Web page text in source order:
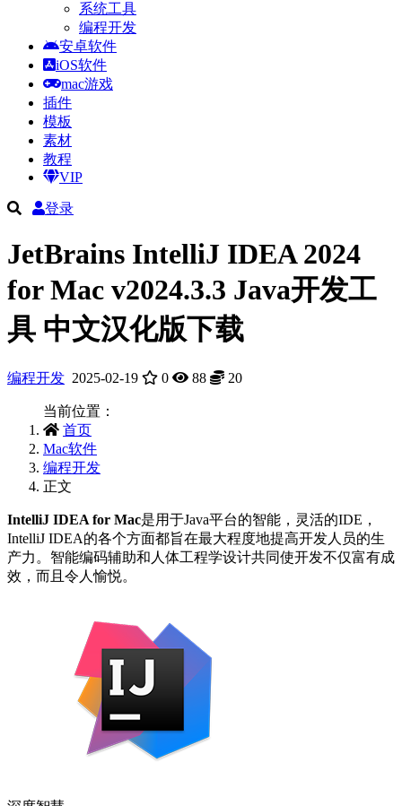
系统工具
编程开发
安卓软件
iOS软件
mac游戏
插件
模板
素材
教程
VIP
登录
JetBrains IntelliJ IDEA 2024
for Mac v2024.3.3 Java开发工
具 中文汉化版下载
编程开发 2025-02-19 0 88 20
当前位置：
首页
Mac软件
编程开发
正文
IntelliJ IDEA for Mac是用于Java平台的智能，灵活的IDE，
IntelliJ IDEA的各个方面都旨在最大程度地提高开发人员的生
产力。智能编码辅助和人体工程学设计共同使开发不仅富有成
效，而且令人愉悦。